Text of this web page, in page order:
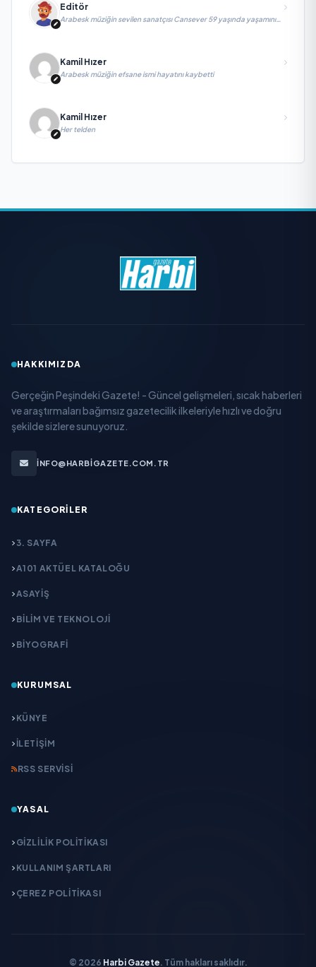
Editör
Arabesk müziğin sevilen sanatçısı Cansever 59 yaşında yaşamını
Kamil Hızer
Arabesk müziğin efsane ismi hayatını kaybetti
Kamil Hızer
Her telden
HAKKIMIZDA
Gerçeğin Peşindeki Gazete! - Güncel gelişmeleri, sıcak haberleri
ve araştırmaları bağımsız gazetecilik ilkeleriyle hızlı ve doğru
şekilde sizlere sunuyoruz.
INFO@HARBIGAZETE.COM.TR
KATEGORILER
3. SAYFA
A101 AKTÜEL KATALOĞU
ASAYİŞ
BİLİM VE TEKNOLOJİ
BİYOGRAFİ
KURUMSAL
KÜNYE
İLETIŞIM
RSS SERVISI
YASAL
GIZLILIK POLITIKASI
KULLANIM ŞARTLARI
ÇEREZ POLITIKASI
© 2026 Harbi Gazete. Tüm hakları saklıdır.